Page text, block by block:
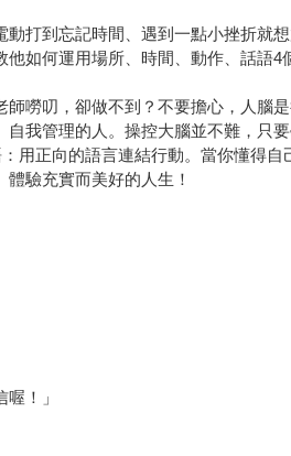
打到忘記時間、遇到一點小挫折
如何運用場所、時間、動作、話語4
嘮叨，卻做不到？不要擔心，人腦
我管理的人。操控大腦並不難，只
用正向的語言連結行動。當你懂得
驗充實而美好的人生！
喔！」